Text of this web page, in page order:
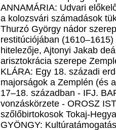
ANNAMÁRIA: Udvari
a kolozsvári számadások
Thurzó György nádor
restitúciójában
hitelezője, Ajtonyi Jakab
arisztokrácia szerepe
KLÁRA: Egy 18. századi
majorságok a Zemplén (és
17–18. században - IFJ.
vonzáskörzete - OROSZ
szőlőbirtokosok Tokaj-
GYÖNGY: